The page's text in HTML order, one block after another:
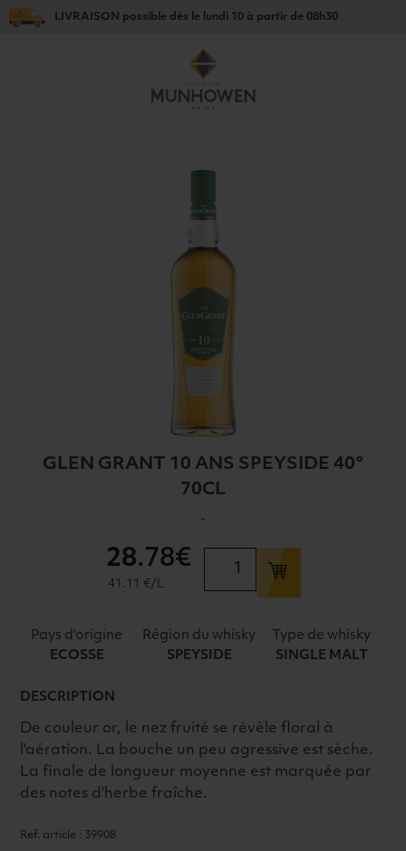
LIVRAISON possible dès le lundi 10 à partir de 08h30
GLEN GRANT 10 ANS SPEYSIDE 40°
70CL
-
70CL
28.78€
41.11 €/L
Pays d'origine
ECOSSE
Région du whisky
SPEYSIDE
Type de whisky
SINGLE MALT
DESCRIPTION
De couleur or, le nez fruité se révèle floral à
l'aération. La bouche un peu agressive est sèche.
La finale de longueur moyenne est marquée par
des notes d'herbe fraîche.
Ref. article : 39908